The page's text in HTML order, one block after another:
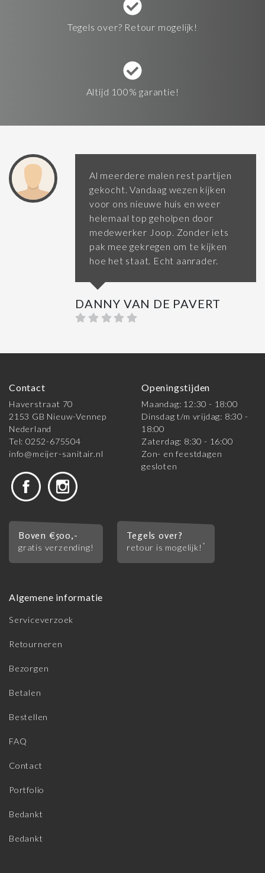
Tegels over? Retour mogelijk!
Altijd 100% garantie!
Al meerdere malen rest partijen
gekocht. Vandaag wezen kijken
voor ons nieuwe huis en weer
helemaal top geholpen door
medewerker Joop. Zonder iets
pak mee gekregen om te kijken
hoe het staat. Echt aanrader.
DANNY VAN DE PAVERT
Contact
Haverstraat 70
2153 GB Nieuw-Vennep
Nederland
Tel: 0252-675504
info@meijer-sanitair.nl
Openingstijden
Maandag: 12:30 - 18:00
Dinsdag t/m vrijdag: 8:30 -
18:00
Zaterdag: 8:30 - 16:00
Zon- en feestdagen
gesloten
Boven €500,-
gratis verzending!
Tegels over?
retour is mogelijk! *
Algemene informatie
Serviceverzoek
Retourneren
Bezorgen
Betalen
Bestellen
FAQ
Contact
Portfolio
Bedankt
Bedankt